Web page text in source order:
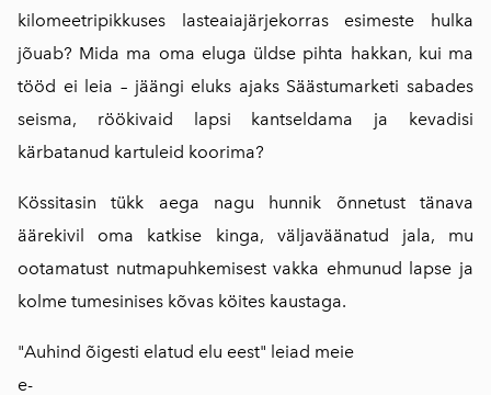
kilomeetripikkuses lasteaiajärjekorras esimeste hulka
jõuab? Mida ma oma eluga üldse pihta hakkan, kui ma
tööd ei leia – jäängi eluks ajaks Säästumarketi sabades
seisma, röökivaid lapsi kantseldama ja kevadisi
kärbatanud kartuleid koorima?
Kössitasin tükk aega nagu hunnik õnnetust tänava
äärekivil oma katkise kinga, väljaväänatud jala, mu
ootamatust nutmapuhkemisest vakka ehmunud lapse ja
kolme tumesinises kõvas köites kaustaga.
"Auhind õigesti elatud elu eest" leiad meie
e-